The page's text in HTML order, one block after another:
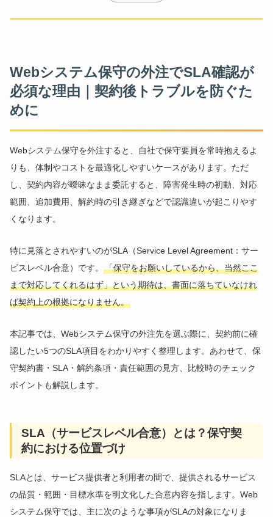
Webシステム保守の外注でSLA確認が
必須な理由｜契約後トラブルを防ぐた
めに
Webシステム保守を外注すると、自社で保守要員を常時抱えるよ
りも、体制やコストを最適化しやすいケースがあります。ただ
し、契約内容が曖昧なまま委託すると、障害発生時の初動、対応
範囲、追加費用、解約時の引き継ぎなどで認識違いが起こりやす
くなります。
特に見落とされやすいのがSLA（Service Level Agreement：サー
ビスレベル合意）です。「保守をお願いしているから、当然ここ
まで対応してくれるはず」という期待は、書面に落ちていなけれ
ば契約上の根拠になりません。
本記事では、Webシステム保守の外注先を選ぶ際に、契約前に確
認したい5つのSLA項目をわかりやすく整理します。あわせて、保
守契約書・SLA・解約条項・責任範囲の見方、比較時のチェック
ポイントも解説します。
SLA（サービスレベル合意）とは？保守契
約における位置づけ
SLAとは、サービス提供者と利用者の間で、提供されるサービス
の品質・範囲・目標水準を明文化した合意内容を指します。Web
システム保守では、主に次のような事項がSLAの対象になりま